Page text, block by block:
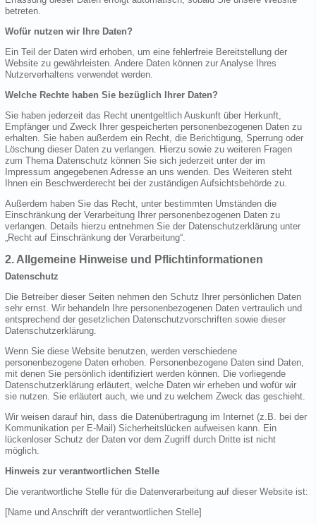
betreten.
Wofür nutzen wir Ihre Daten?
Ein Teil der Daten wird erhoben, um eine fehlerfreie Bereitstellung der
Website zu gewährleisten. Andere Daten können zur Analyse Ihres
Nutzerverhaltens verwendet werden.
Welche Rechte haben Sie bezüglich Ihrer Daten?
Sie haben jederzeit das Recht unentgeltlich Auskunft über Herkunft,
Empfänger und Zweck Ihrer gespeicherten personenbezogenen Daten zu
erhalten. Sie haben außerdem ein Recht, die Berichtigung, Sperrung oder
Löschung dieser Daten zu verlangen. Hierzu sowie zu weiteren Fragen
zum Thema Datenschutz können Sie sich jederzeit unter der im
Impressum angegebenen Adresse an uns wenden. Des Weiteren steht
Ihnen ein Beschwerderecht bei der zuständigen Aufsichtsbehörde zu.
Außerdem haben Sie das Recht, unter bestimmten Umständen die
Einschränkung der Verarbeitung Ihrer personenbezogenen Daten zu
verlangen. Details hierzu entnehmen Sie der Datenschutzerklärung unter
„Recht auf Einschränkung der Verarbeitung“.
2. Allgemeine Hinweise und Pflichtinformationen
Datenschutz
Die Betreiber dieser Seiten nehmen den Schutz Ihrer persönlichen Daten
sehr ernst. Wir behandeln Ihre personenbezogenen Daten vertraulich und
entsprechend der gesetzlichen Datenschutzvorschriften sowie dieser
Datenschutzerklärung.
Wenn Sie diese Website benutzen, werden verschiedene
personenbezogene Daten erhoben. Personenbezogene Daten sind Daten,
mit denen Sie persönlich identifiziert werden können. Die vorliegende
Datenschutzerklärung erläutert, welche Daten wir erheben und wofür wir
sie nutzen. Sie erläutert auch, wie und zu welchem Zweck das geschieht.
Wir weisen darauf hin, dass die Datenübertragung im Internet (z.B. bei der
Kommunikation per E-Mail) Sicherheitslücken aufweisen kann. Ein
lückenloser Schutz der Daten vor dem Zugriff durch Dritte ist nicht
möglich.
Hinweis zur verantwortlichen Stelle
Die verantwortliche Stelle für die Datenverarbeitung auf dieser Website ist:
[Name und Anschrift der verantwortlichen Stelle]